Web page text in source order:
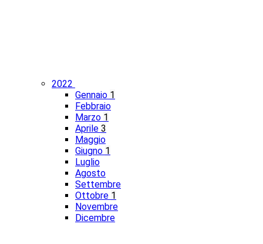
2022
Gennaio 1
Febbraio
Marzo 1
Aprile 3
Maggio
Giugno 1
Luglio
Agosto
Settembre
Ottobre 1
Novembre
Dicembre